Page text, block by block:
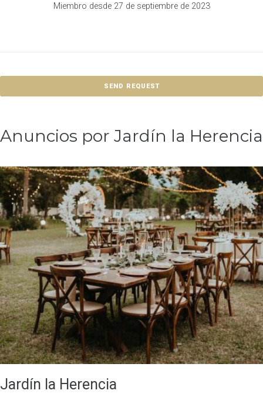
Miembro desde 27 de septiembre de 2023
SEND REQUEST
Anuncios por Jardín la Herencia
Jardín la Herencia